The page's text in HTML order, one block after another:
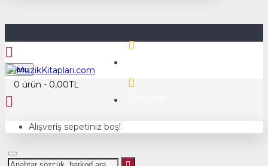
Menu
0 ürün - 0,00TL
Alışveriş sepetiniz boş!